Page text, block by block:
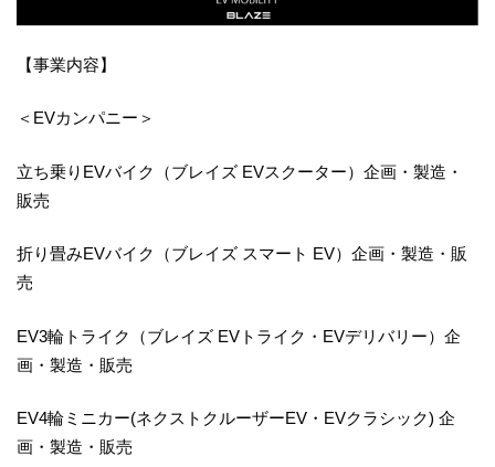
【事業内容】
＜EVカンパニー＞
立ち乗りEVバイク（ブレイズ EVスクーター）企画・製造・
販売
折り畳みEVバイク（ブレイズ スマート EV）企画・製造・販
売
EV3輪トライク（ブレイズ EVトライク・EVデリバリー）企
画・製造・販売
EV4輪ミニカー(ネクストクルーザーEV・EVクラシック) 企
画・製造・販売